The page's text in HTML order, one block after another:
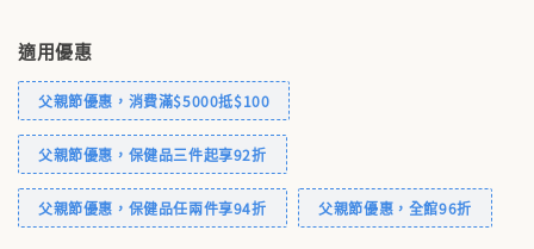
適用優惠
父親節優惠，消費滿$5000抵$100
父親節優惠，保健品三件起享92折
父親節優惠，保健品任兩件享94折 父親節優惠，全館96折